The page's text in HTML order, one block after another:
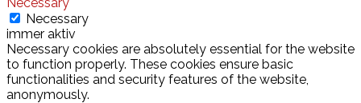
Necessary
immer aktiv
Necessary cookies are absolutely essential for the website
to function properly. These cookies ensure basic
functionalities and security features of the website,
anonymously.